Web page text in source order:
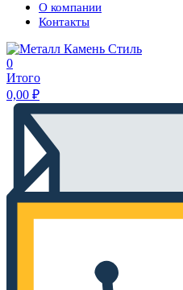
О компании
Контакты
0
Итого
0,00 ₽